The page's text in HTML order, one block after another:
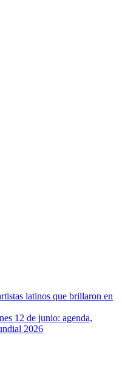
latinos que brillaron en
12 de junio: agenda,
2026